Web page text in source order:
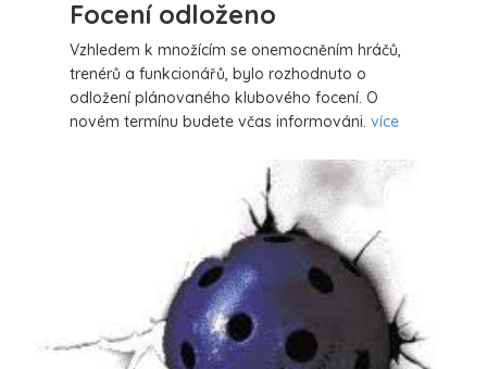
Focení odloženo
Vzhledem k množícím se onemocněním hráčů,
trenérů a funkcionářů, bylo rozhodnuto o
odložení plánovaného klubového focení. O
novém termínu budete včas informováni. více